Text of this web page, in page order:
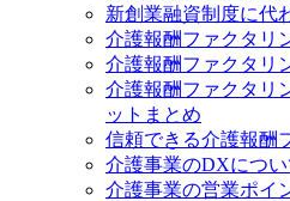
新創業融資制度に代
介護報酬ファクタリ
介護報酬ファクタリ
介護報酬ファクタリ
ットまとめ
信頼できる介護報酬
介護事業のDXについ
介護事業の営業ポイ